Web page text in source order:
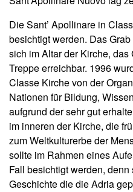
Die Sant’ Apollinare in
besichtigt werden. Das
sich im Altar der Kirche,
Treppe erreichbar. 1996
Classe Kirche von der
Nationen für Bildung,
aufgrund der sehr gut
im inneren der Kirche, die
zum Weltkulturerbe der
sollte im Rahmen eines
Fall besichtigt werden,
Geschichte die die Adria